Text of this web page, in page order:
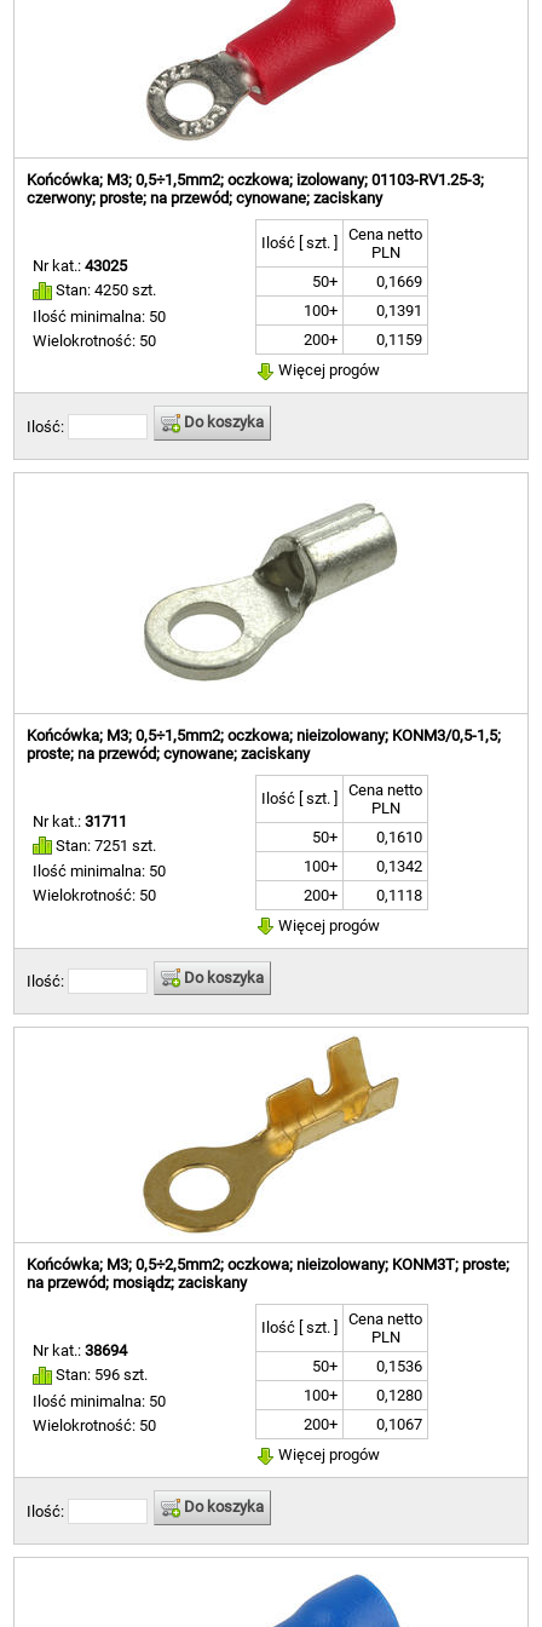
Końcówka; M3; 0,5÷1,5mm2; oczkowa; izolowany; 01103-RV1.25-3;
czerwony; proste; na przewód; cynowane; zaciskany
Nr kat.:43025
Stan: 4250 szt.
Ilość minimalna: 50
Wielokrotność: 50
Ilość [ szt. ]
Cena netto
PLN
50+
0,1669
100+
0,1391
200+
0,1159
Więcej progów
Ilość: Do koszyka
Końcówka; M3; 0,5÷1,5mm2; oczkowa; nieizolowany; KONM3/0,5-1,5;
proste; na przewód; cynowane; zaciskany
Nr kat.:31711
Stan: 7251 szt.
Ilość minimalna: 50
Wielokrotność: 50
Ilość [ szt. ]
Cena netto
PLN
50+
0,1610
100+
0,1342
200+
0,1118
Więcej progów
Ilość: Do koszyka
Końcówka; M3; 0,5÷2,5mm2; oczkowa; nieizolowany; KONM3T; proste;
na przewód; mosiądz; zaciskany
Nr kat.:38694
Stan: 596 szt.
Ilość minimalna: 50
Wielokrotność: 50
Ilość [ szt. ]
Cena netto
PLN
50+
0,1536
100+
0,1280
200+
0,1067
Więcej progów
Ilość: Do koszyka